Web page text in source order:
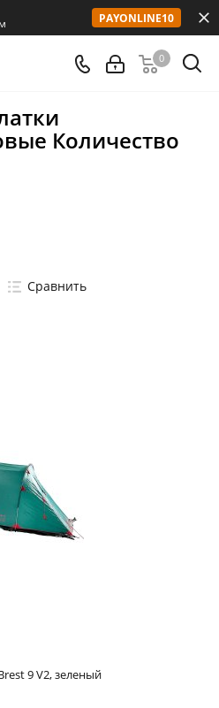
PAYONLINE10
0
Количество
Сравнить
9 V2, зеленый